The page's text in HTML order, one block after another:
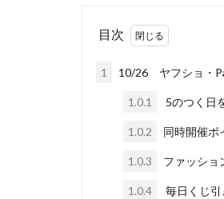
目次
1 10/26 ヤフショ・
1.0.1 5のつく日
1.0.2 同時開催ポ
1.0.3 ファッショ
1.0.4 毎日くじ引